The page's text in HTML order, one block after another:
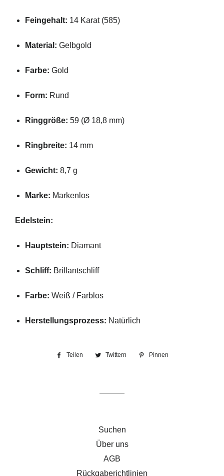
Feingehalt: 14 Karat (585)
Material: Gelbgold
Farbe: Gold
Form: Rund
Ringgröße: 59 (Ø 18,8 mm)
Ringbreite: 14 mm
Gewicht: 8,7 g
Marke: Markenlos
Edelstein:
Hauptstein: Diamant
Schliff: Brillantschliff
Farbe: Weiß / Farblos
Herstellungsprozess: Natürlich
Teilen
Auf
Twittern
Auf
Pinnen
Suchen
Über uns
AGB
Rückgaberichtlinien